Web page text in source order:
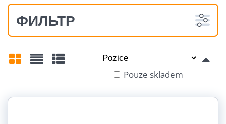
ФИЛЬТР
Do:
Tvrdost pružin:
Pouze skladem